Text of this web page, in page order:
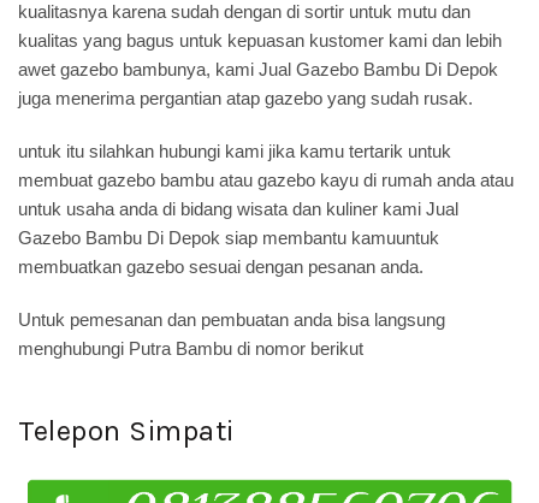
kualitasnya karena sudah dengan di sortir untuk mutu dan
kualitas yang bagus untuk kepuasan kustomer kami dan lebih
awet gazebo bambunya, kami Jual Gazebo Bambu Di Depok
juga menerima pergantian atap gazebo yang sudah rusak.
untuk itu silahkan hubungi kami jika kamu tertarik untuk
membuat gazebo bambu atau gazebo kayu di rumah anda atau
untuk usaha anda di bidang wisata dan kuliner kami Jual
Gazebo Bambu Di Depok siap membantu kamuuntuk
membuatkan gazebo sesuai dengan pesanan anda.
Untuk pemesanan dan pembuatan anda bisa langsung
menghubungi Putra Bambu di nomor berikut
Telepon Simpati